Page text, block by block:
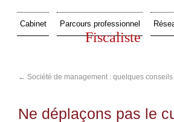
Fiscaliste
Cabinet Parcours professionnel
← Société de management : quelques
Ne déplaçons pas le